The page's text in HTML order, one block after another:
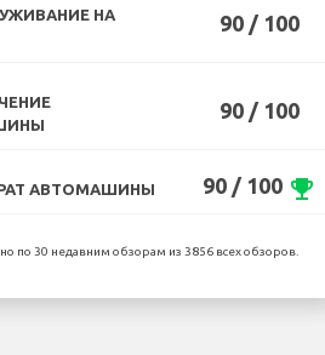
НА
90 / 100
90 / 100
АВТОМАШИНЫ 90 / 100 emoji_events
по 30 недавним обзорам из 3856 всех обзоров.